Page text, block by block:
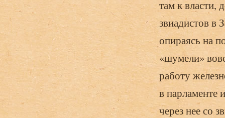
там к власти,
звиадистов в
опираясь на
«шумели»
рабо­ту
в парламенте
через нее со